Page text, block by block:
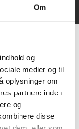
Om
og
medier og til
oplysninger om
partnere inden
og
disse
dem, eller som